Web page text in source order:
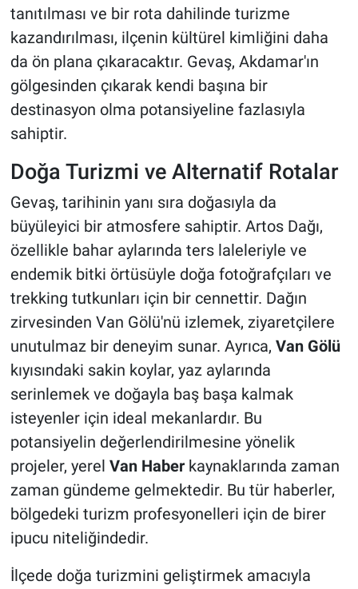
tanıtılması ve bir rota dahilinde turizme
kazandırılması, ilçenin kültürel kimliğini daha
da ön plana çıkaracaktır. Gevaş, Akdamar'ın
gölgesinden çıkarak kendi başına bir
destinasyon olma potansiyeline fazlasıyla
sahiptir.
Doğa Turizmi ve Alternatif Rotalar
Gevaş, tarihinin yanı sıra doğasıyla da
büyüleyici bir atmosfere sahiptir. Artos Dağı,
özellikle bahar aylarında ters laleleriyle ve
endemik bitki örtüsüyle doğa fotoğrafçıları ve
trekking tutkunları için bir cennettir. Dağın
zirvesinden Van Gölü'nü izlemek, ziyaretçilere
unutulmaz bir deneyim sunar. Ayrıca, Van Gölü
kıyısındaki sakin koylar, yaz aylarında
serinlemek ve doğayla baş başa kalmak
isteyenler için ideal mekanlardır. Bu
potansiyelin değerlendirilmesine yönelik
projeler, yerel Van Haberkaynaklarında zaman
zaman gündeme gelmektedir. Bu tür haberler,
bölgedeki turizm profesyonelleri için de birer
ipucu niteliğindedir.
İlçede doğa turizmini geliştirmek amacıyla